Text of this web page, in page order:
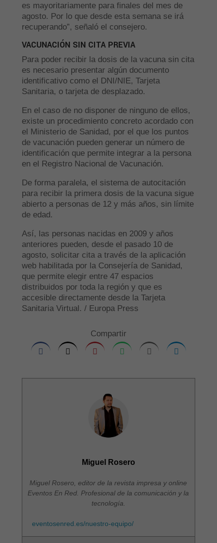
es mayoritariamente para finales del mes de
agosto. Por lo que desde esta semana se irá
recuperando”, señaló el consejero.
VACUNACIÓN SIN CITA PREVIA
Para poder recibir la dosis de la vacuna sin cita
es necesario presentar algún documento
identificativo como el DNI/NIE, Tarjeta
Sanitaria, o tarjeta de desplazado.
En el caso de no disponer de ninguno de ellos,
existe un procedimiento concreto acordado con
el Ministerio de Sanidad, por el que los puntos
de vacunación pueden generar un número de
identificación que permite integrar a la persona
en el Registro Nacional de Vacunación.
De forma paralela, el sistema de autocitación
para recibir la primera dosis de la vacuna sigue
abierto a personas de 12 y más años, sin límite
de edad.
Así, las personas nacidas en 2009 y años
anteriores pueden, desde el pasado 10 de
agosto, solicitar cita a través de la aplicación
web habilitada por la Consejería de Sanidad,
que permite elegir entre 47 espacios
distribuidos por toda la región y que es
accesible directamente desde la Tarjeta
Sanitaria Virtual. / Europa Press
Compartir
Miguel Rosero
Miguel Rosero, editor de la revista impresa y online
Eventos En Red. Profesional de la comunicación y la
tecnología.
eventosenred.es/nuestro-equipo/